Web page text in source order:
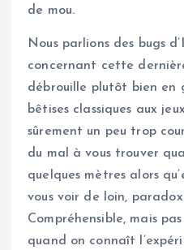
de mou.
Nous parlions des bugs
concernant cette
débrouille plutôt bien en
bêtises classiques aux
sûrement un peu trop
du mal à vous trouver
quelques mètres alors
vous voir de loin,
Compréhensible, mais
quand on connaît